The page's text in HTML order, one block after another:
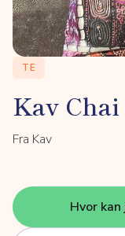
TE
Kav
Fra Kav
Hvor